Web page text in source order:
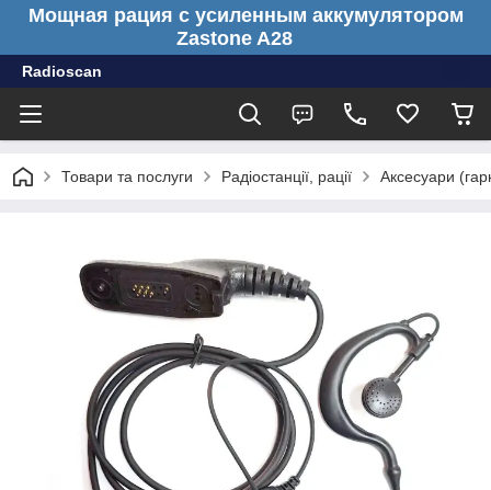
Мощная рация с усиленным аккумулятором
Zastone A28
Radioscan
Товари та послуги Радіостанції, рації Аксесуари